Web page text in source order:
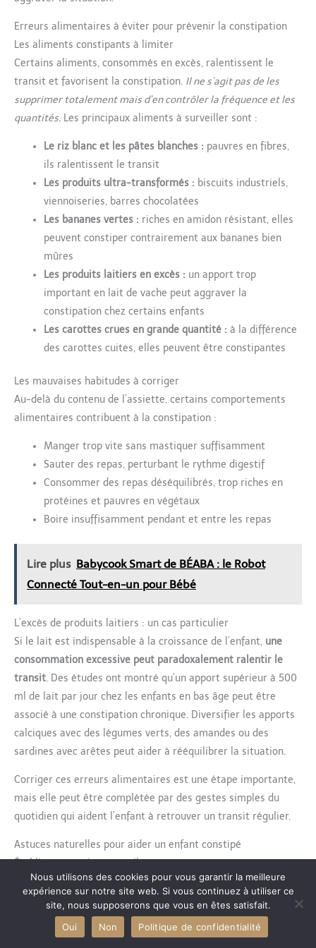
directement à la gourde. Elle se conserve jusqu’à 36 heures au
sortie Popote, le coup de pouce quotidien – Chez Popote, on
de Bébé. Nos recettes bio et françaises sont pensées pour
accompagner la diversification alimentaire, en proposant une
saveur à la fois, pour permettre à bébé de découvrir de nouveaux
goûts en toute sérénité.
Erreurs alimentaires à éviter pour prévenir la constipation
Les aliments constipants à limiter
Certains aliments, consommés en excès, ralentissent le
transit et favorisent la constipation. Il ne s’agit pas de les
supprimer totalement mais d’en contrôler la fréquence et les
quantités. Les principaux aliments à surveiller sont :
Le riz blanc et les pâtes blanches : pauvres en fibres,
ils ralentissent le transit
Les produits ultra-transformés : biscuits industriels,
viennoiseries, barres chocolatées
Les bananes vertes : riches en amidon résistant, elles
peuvent constiper contrairement aux bananes bien
mûres
Les produits laitiers en excès : un apport trop
important en lait de vache peut aggraver la
constipation chez certains enfants
Les carottes crues en grande quantité : à la différence
des carottes cuites, elles peuvent être constipantes
Les mauvaises habitudes à corriger
Au-delà du contenu de l’assiette, certains comportements
alimentaires contribuent à la constipation :
Manger trop vite sans mastiquer suffisamment
Sauter des repas, perturbant le rythme digestif
Consommer des repas déséquilibrés, trop riches en
protéines et pauvres en végétaux
Boire insuffisamment pendant et entre les repas
Lire plus Babycook Smart de BÉABA : le Robot
Connecté Tout-en-un pour Bébé
L’excès de produits laitiers : un cas particulier
Si le lait est indispensable à la croissance de l’enfant, une
consommation excessive peut paradoxalement ralentir le
transit. Des études ont montré qu’un apport supérieur à 500
ml de lait par jour chez les enfants en bas âge peut être
associé à une constipation chronique. Diversifier les apports
calciques avec des légumes verts, des amandes ou des
sardines avec arêtes peut aider à rééquilibrer la situation.
Corriger ces erreurs alimentaires est une étape importante,
mais elle peut être complétée par des gestes simples du
quotidien qui aident l’enfant à retrouver un transit régulier.
Astuces naturelles pour aider un enfant constipé
Établir une routine aux toilettes
Le corps de l’enfant fonctionne selon des rythmes biologiques
qu’il est possible de renforcer.
Proposer à l’enfant d’aller aux
toilettes à heure fixe, idéalement après le petit-déjeuner
lorsque le réflexe gastro-colique est le plus actif, permet
Nous utilisons des cookies pour vous garantir la meilleure
expérience sur notre site web. Si vous continuez à utiliser ce
site, nous supposerons que vous en êtes satisfait.
Oui
Non Politique de confidentialité